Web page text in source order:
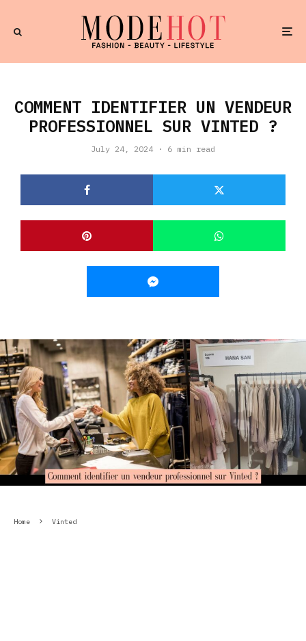
COMMENT IDENTIFIER UN VENDEUR
PROFESSIONNEL SUR VINTED ?
July 24, 2024 · 6 min read
Home Vinted